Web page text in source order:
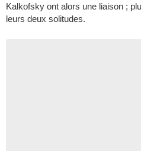
Kalkofsky ont alors une liaison ;
leurs deux solitudes.